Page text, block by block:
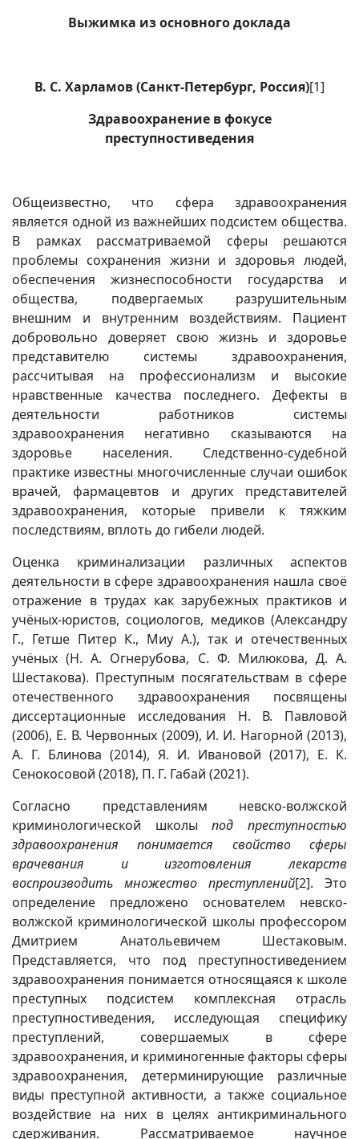
Выжимка из основного доклада
В. С. Харламов (Санкт-Петербург, Россия)[1]
Здравоохранение в фокусе
преступностиведения
Общеизвестно, что сфера здравоохранения
является одной из важнейших подсистем общества.
В рамках рассматриваемой сферы решаются
проблемы сохранения жизни и здоровья людей,
обеспечения жизнеспособности государства и
общества, подвергаемых разрушительным
внешним и внутренним воздействиям. Пациент
добровольно доверяет свою жизнь и здоровье
представителю системы здравоохранения,
рассчитывая на профессионализм и высокие
нравственные качества последнего. Дефекты в
деятельности работников системы
здравоохранения негативно сказываются на
здоровье населения. Следственно-судебной
практике известны многочисленные случаи ошибок
врачей, фармацевтов и других представителей
здравоохранения, которые привели к тяжким
последствиям, вплоть до гибели людей.
Оценка криминализации различных аспектов
деятельности в сфере здравоохранения нашла своё
отражение в трудах как зарубежных практиков и
учёных-юристов, социологов, медиков (Александру
Г., Гетше Питер К., Миу А.), так и отечественных
учёных (Н. А. Огнерубова, С. Ф. Милюкова, Д. А.
Шестакова). Преступным посягательствам в сфере
отечественного здравоохранения посвящены
диссертационные исследования Н. В. Павловой
(2006), Е. В. Червонных (2009), И. И. Нагорной (2013),
А. Г. Блинова (2014), Я. И. Ивановой (2017), Е. К.
Сенокосовой (2018), П. Г. Габай (2021).
Согласно представлениям невско-волжской
криминологической школыпод преступностью
здравоохранения понимается свойство сферы
врачевания и изготовления лекарств
воспроизводить множество преступлений[2]. Это
определение предложено основателем невско-
волжской криминологической школы профессором
Дмитрием Анатольевичем Шестаковым.
Представляется, что под преступностиведением
здравоохранения понимается относящаяся к школе
преступных подсистем комплексная отрасль
преступностиведения, исследующая специфику
преступлений, совершаемых в сфере
здравоохранения, и криминогенные факторы сферы
здравоохранения, детерминирующие различные
виды преступной активности, а также социальное
воздействие на них в целях антикриминального
сдерживания. Рассматриваемое научное